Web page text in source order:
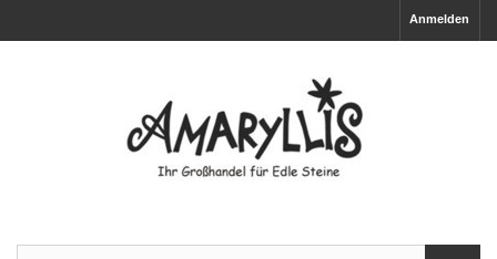
Anmelden